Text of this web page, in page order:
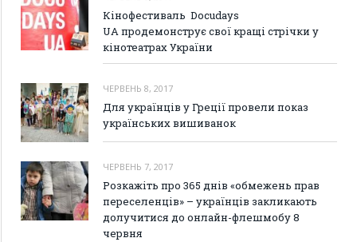
Кінофестиваль Docudays
UA продемонструє свої кращі стрічки у
кінотеатрах України
ЧЕРВЕНЬ 8, 2017
Для українців у Греції провели показ
українських вишиванок
ЧЕРВЕНЬ 7, 2017
Розкажіть про 365 днів «обмежень прав
переселенців» – українців закликають
долучитися до онлайн-флешмобу 8
червня